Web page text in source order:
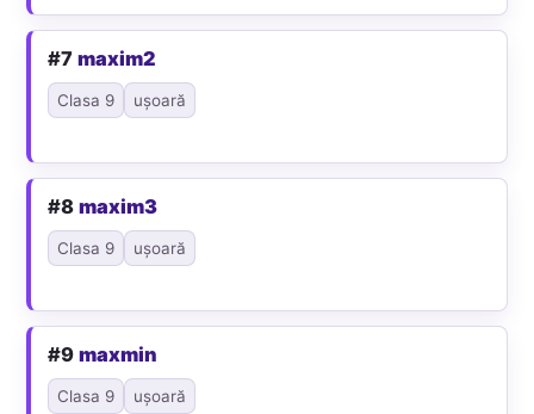
#7maxim2
Clasa 9 ușoară
#8maxim3
Clasa 9 ușoară
#9maxmin
Clasa 9 ușoară